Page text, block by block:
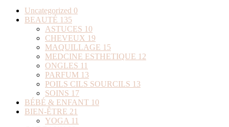
Uncategorized 0
BEAUTÉ 135
ASTUCES 10
CHEVEUX 19
MAQUILLAGE 15
MEDCINE ESTHETIQUE 12
ONGLES 11
PARFUM 13
POILS CILS SOURCILS 13
SOINS 17
BÉBÉ & ENFANT 10
BIEN-ÊTRE 21
YOGA 11